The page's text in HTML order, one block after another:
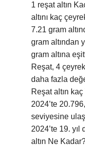
1 reşat altın
altını kaç
7.21 gram
gram altından
gram altına
Reşat, 4
daha fazla
Reşat altın
2024’te
seviyesine
2024’te 19.
altın Ne